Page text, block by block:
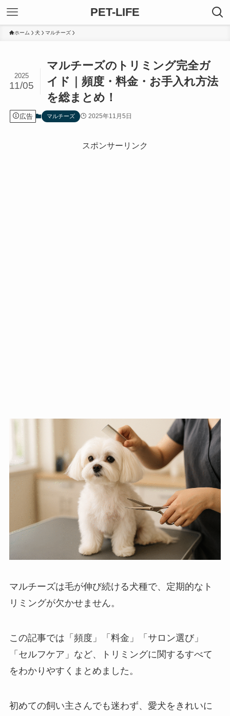
PET-LIFE
ホーム 犬 マルチーズ
マルチーズのトリミング完全ガ
イド｜頻度・料金・お手入れ方法
を総まとめ！
2025
11/05
広告 マルチーズ 2025年11月5日
スポンサーリンク
マルチーズは毛が伸び続ける犬種で、定期的なト
リミングが欠かせません。
この記事では「頻度」「料金」「サロン選び」
「セルフケア」など、トリミングに関するすべて
をわかりやすくまとめました。
初めての飼い主さんでも迷わず、愛犬をきれいに